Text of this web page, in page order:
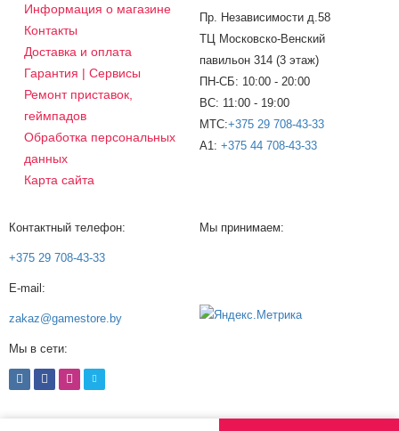
Информация о магазине
Контакты
Доставка и оплата
Гарантия | Сервисы
Ремонт приставок,
геймпадов
Обработка персональных
данных
Карта сайта
Пр. Независимости д.58
ТЦ Московско-Венский
павильон 314 (3 этаж)
ПН-СБ: 10:00 - 20:00
ВС: 11:00 - 19:00
МТС:+375 29 708-43-33
A1: +375 44 708-43-33
Контактный телефон:
+375 29 708-43-33
E-mail:
zakaz@gamestore.by
Мы в сети:
Мы принимаем: